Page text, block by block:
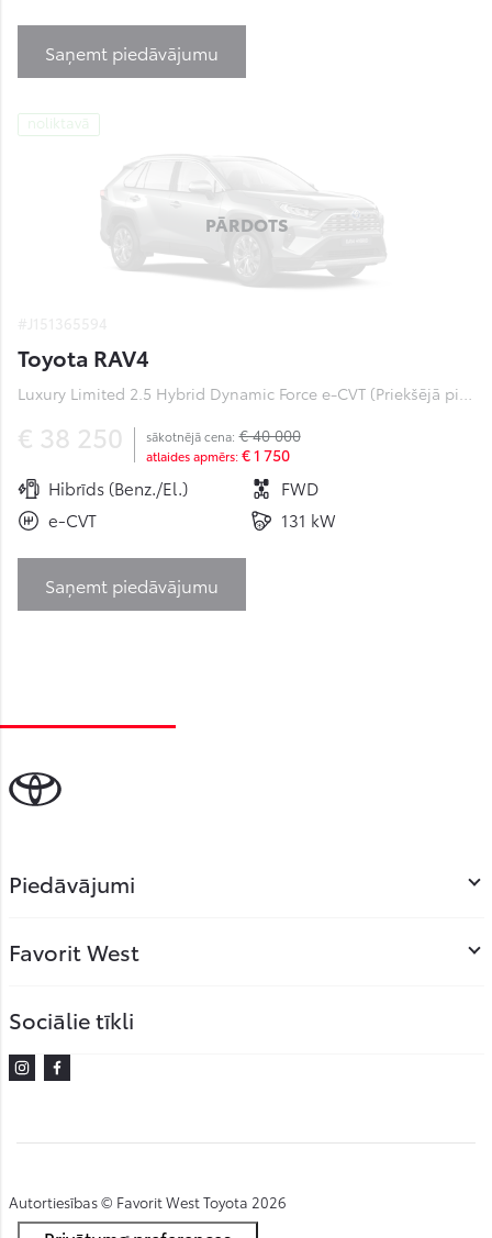
Saņemt piedāvājumu
noliktavā
PĀRDOTS
Toyota RAV4
Luxury Limited 2.5 Hybrid Dynamic Force e-CVT (Priekšējā piedziņa) (131 kW)
€ 38 250 sākotnējā cena: € 40 000
atlaides apmērs: € 1 750
Hibrīds (Benz./El.)
FWD
e-CVT
131 kW
Saņemt piedāvājumu
Piedāvājumi
Favorit West
Sociālie tīkli
Instagram
Facebook
Autortiesības © Favorit West Toyota 2026